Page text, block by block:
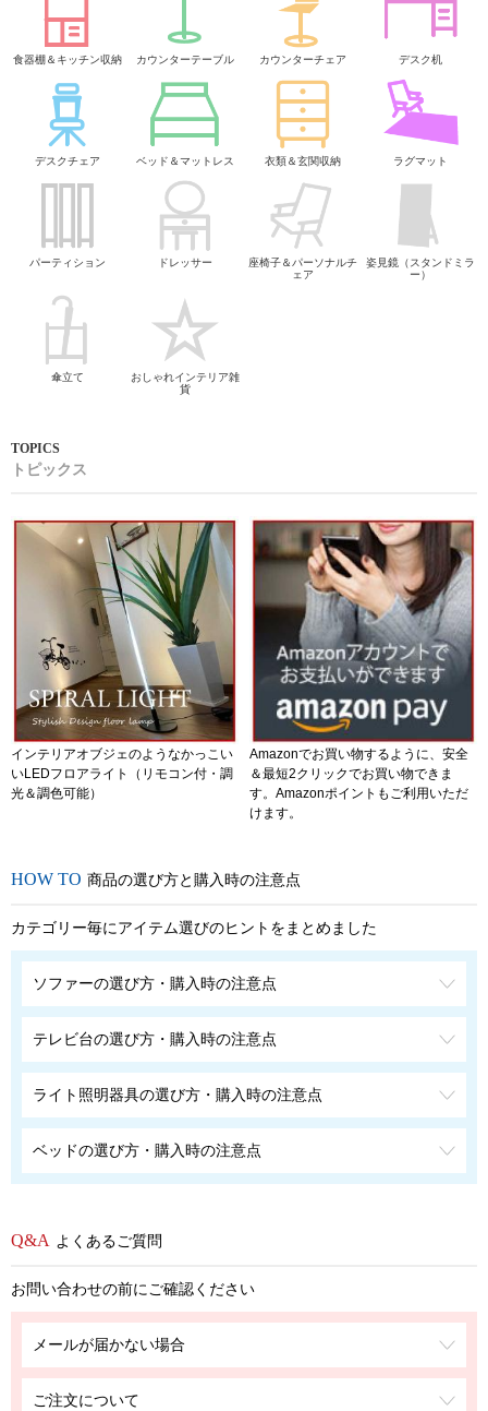
食器棚＆キッチン収納 カウンターテーブル カウンターチェア デスク机
デスクチェア ベッド＆マットレス 衣類＆玄関収納 ラグマット
パーティション ドレッサー
座椅子＆パーソナルチ
ェア
姿見鏡（スタンドミラ
ー）
傘立て
おしゃれインテリア雑
貨
トピックス
インテリアオブジェのようなかっこい
いLEDフロアライト（リモコン付・調
光＆調色可能）
Amazonでお買い物するように、安全
＆最短2クリックでお買い物できま
す。Amazonポイントもご利用いただ
けます。
商品の選び方と購入時の注意点
カテゴリー毎にアイテム選びのヒントをまとめました
ソファーの選び方・購入時の注意点
テレビ台の選び方・購入時の注意点
ライト照明器具の選び方・購入時の注意点
ベッドの選び方・購入時の注意点
よくあるご質問
お問い合わせの前にご確認ください
メールが届かない場合
ご注文について